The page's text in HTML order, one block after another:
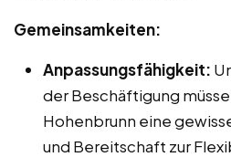
Gemeinsamkeiten:
Anpassungsfähigkeit:
der Beschäftigung
Hohenbrunn eine
und Bereitschaft zur